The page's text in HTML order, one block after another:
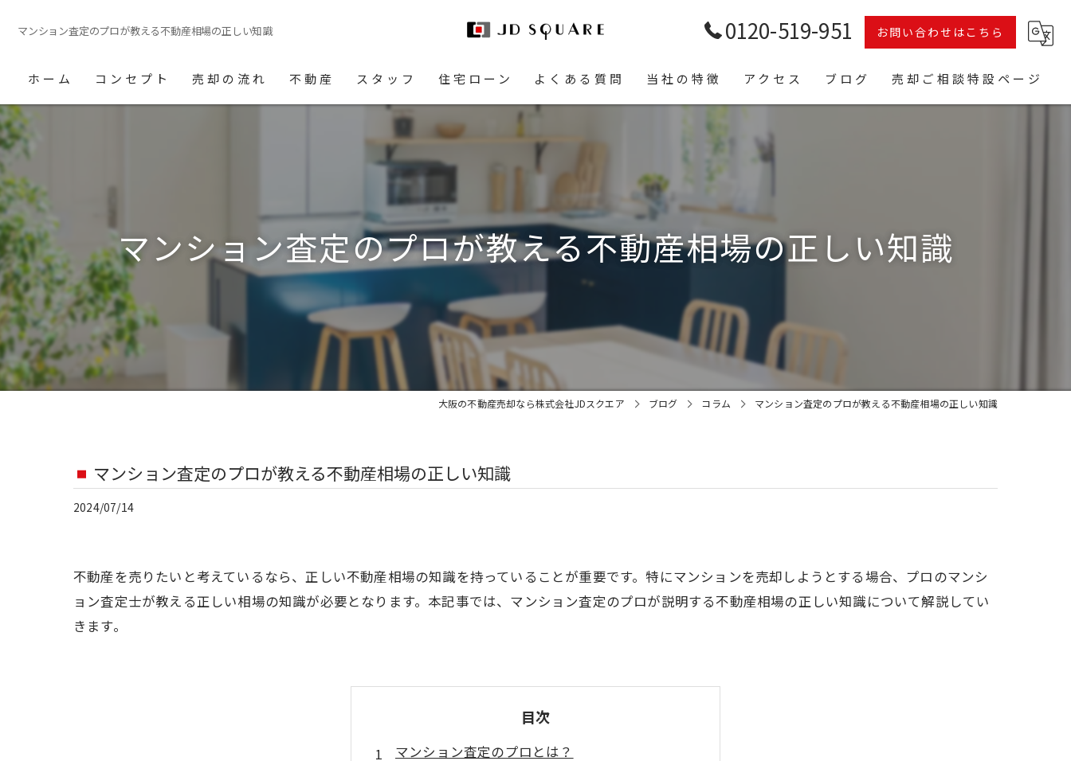
マンション査定のプロが教える不動産相場の正しい知識 0120-519-951 お問い合わせはこちら
ホーム コンセプト 売却の流れ 不動産 スタッフ 住宅ローン よくある質問 当社の特徴
相続
リースバック
即現金
アクセス ブログ 売却ご相談特設ページ
マンション査定のプロが教える不動産相場の正しい知識
大阪の不動産売却なら株式会社JDスクエア ブログ コラム マンション査定のプロが教える不動産相場の正しい知識
マンション査定のプロが教える不動産相場の正しい知識
2024/07/14
不動産を売りたいと考えているなら、正しい不動産相場の知識を持っていることが重要です。特にマンションを売却しようとする場合、プロのマンシ
ョン査定士が教える正しい相場の知識が必要となります。本記事では、マンション査定のプロが説明する不動産相場の正しい知識について解説してい
きます。
目次
マンション査定のプロとは？